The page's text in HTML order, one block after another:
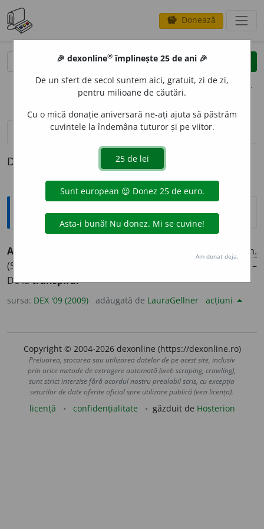
savings Donează
clear
opțiuni
definiții (1)
Definiția cu ID-ul 828317:
Explicative DEX
ANTITRANSPIR
s. n.
(Substanță) care împiedică transpirația; antisudorific. –
De latranspira.
sursa: DEX '09 (2009) adăugată de LauraGellner acțiuni
Copyright © 2004-2026 dexonline (https://dexonline.ro)
Preluarea, stocarea sau utilizarea datelor de pe acest site, inclusiv
prin orice metode de extragere automată (web scraping, crawling),
sunt strict interzise fără acordul nostru prealabil scris, cu excepția
seturilor de date oferite oficial spre utilizare publică (vezi licența).
licență confidențialitate găzduit de Hosterion
🎉 dexonline® împlinește 25 de ani 🎉
De un sfert de secol suntem aici, gratuit, zi de zi,
pentru milioane de căutări.
Cu o mică donație aniversară ne-ați ajuta să păstrăm
cuvintele la îndemâna tuturor și pe viitor.
Am donat deja.